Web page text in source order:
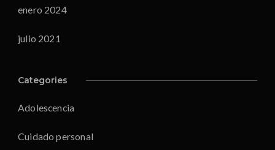
enero 2024
julio 2021
Categories
Adolescencia
Cuidado personal